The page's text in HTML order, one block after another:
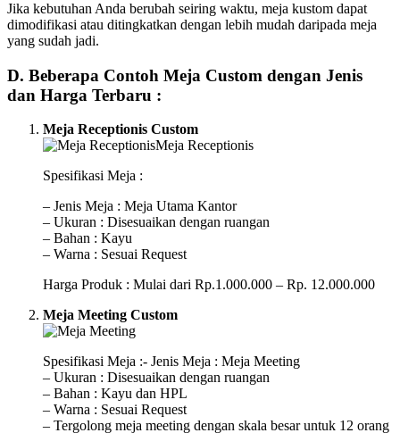
Jika kebutuhan Anda berubah seiring waktu, meja kustom dapat
dimodifikasi atau ditingkatkan dengan lebih mudah daripada meja
yang sudah jadi.
D. Beberapa Contoh Meja Custom dengan Jenis
dan Harga Terbaru :
Meja Receptionis Custom
Spesifikasi Meja :
– Jenis Meja : Meja Utama Kantor
– Ukuran : Disesuaikan dengan ruangan
– Bahan : Kayu
– Warna : Sesuai Request
Harga Produk : Mulai dari Rp.1.000.000 – Rp. 12.000.000
Meja Meeting Custom
Spesifikasi Meja :- Jenis Meja : Meja Meeting
– Ukuran : Disesuaikan dengan ruangan
– Bahan : Kayu dan HPL
– Warna : Sesuai Request
– Tergolong meja meeting dengan skala besar untuk 12 orang